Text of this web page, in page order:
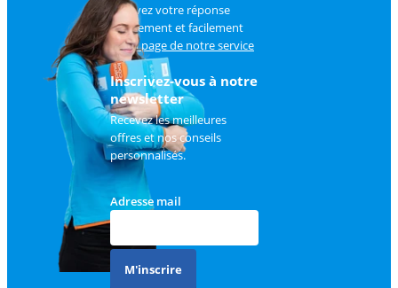
Trouvez votre réponse
rapidement et facilement
surla page de notre service
client.
Inscrivez-vous à notre
newsletter
Recevez les meilleures
offres et nos conseils
personnalisés.
Adresse mail
M'inscrire